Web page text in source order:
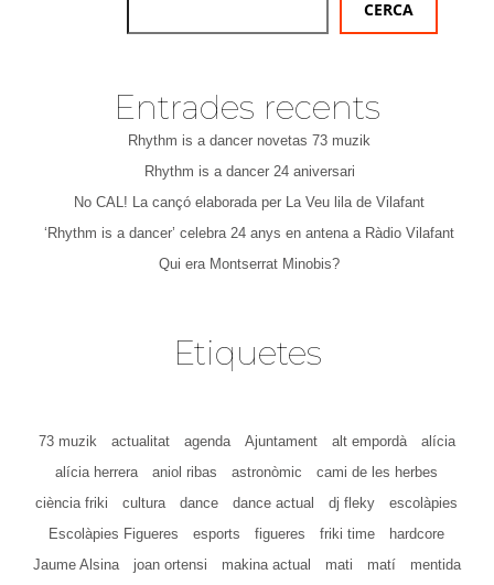
CERCA
Entrades recents
Rhythm is a dancer novetas 73 muzik
Rhythm is a dancer 24 aniversari
No CAL! La cançó elaborada per La Veu lila de Vilafant
‘Rhythm is a dancer’ celebra 24 anys en antena a Ràdio Vilafant
Qui era Montserrat Minobis?
Etiquetes
73 muzik actualitat agenda Ajuntament alt empordà
alícia
alícia herrera
aniol ribas astronòmic
cami de les herbes
ciència friki
cultura dance dance actual dj fleky
escolàpies
Escolàpies Figueres
esports figueres friki time
hardcore
Jaume Alsina
joan ortensi makina actual mati matí
mentida